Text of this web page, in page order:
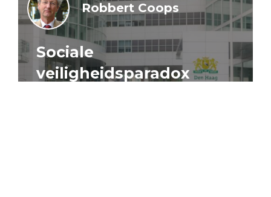
Robbert Coops
Sociale
veiligheidsparadox